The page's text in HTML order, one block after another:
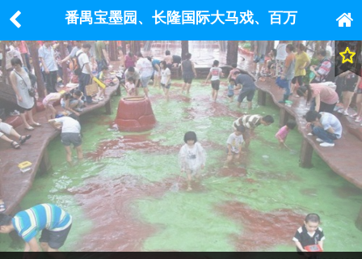
番禺宝墨园、长隆国际大马戏、百万
葵园、顺德长鹿农庄精彩二天游